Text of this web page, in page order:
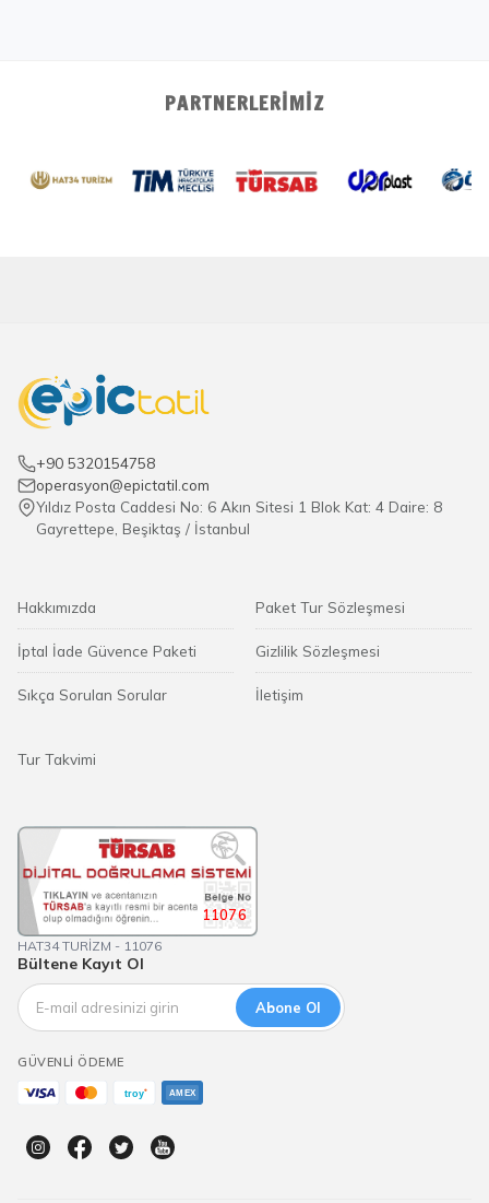
PARTNERLERIMIZ
+90 5320154758
operasyon@epictatil.com
Yıldız Posta Caddesi No: 6 Akın Sitesi 1 Blok Kat: 4 Daire: 8
Gayrettepe, Beşiktaş / İstanbul
Hakkımızda
İptal İade Güvence Paketi
Sıkça Sorulan Sorular
Paket Tur Sözleşmesi
Gizlilik Sözleşmesi
İletişim
Tur Takvimi
11076
HAT34 TURİZM - 11076
Bültene Kayıt Ol
Abone Ol
GÜVENLI ÖDEME